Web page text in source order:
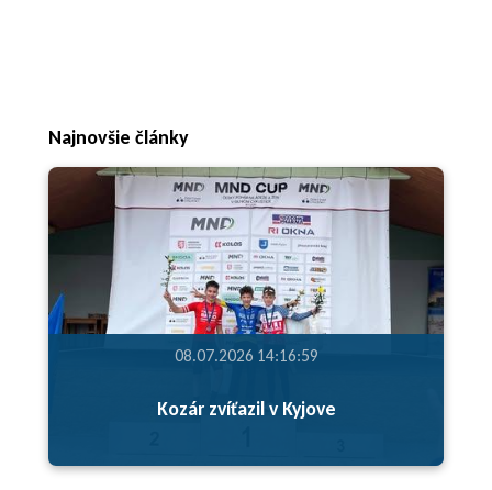
Najnovšie články
08.07.2026 14:16:59
Kozár zvíťazil v Kyjove